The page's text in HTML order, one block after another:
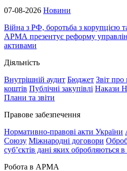
07-08-2026 Новини
Війна з РФ, боротьба з корупцією
АРМА презентує реформу
активами
Діяльність
Внутрішній аудит Бюджет Звіт
коштів Публічні закупівлі Накази
Плани та звіти
Правове забезпечення
Нормативно-правові акти України
Союзу Міжнародні договори
субʼєктів дані яких
Робота в АРМА